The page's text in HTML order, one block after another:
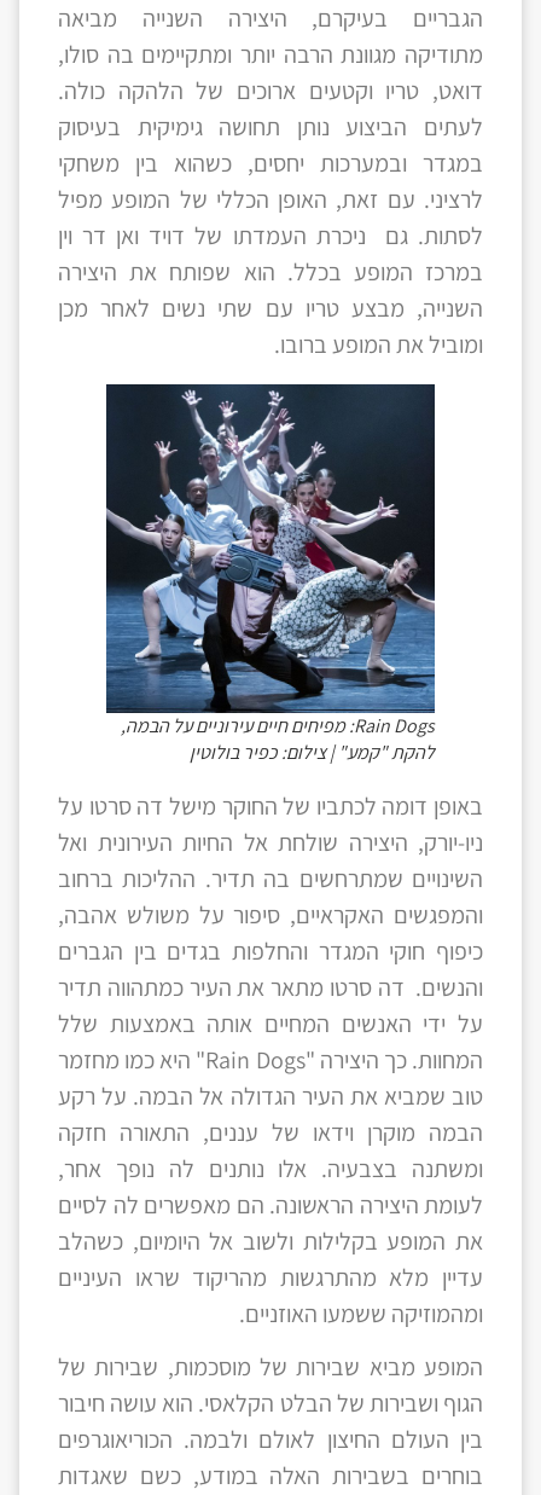
הגבריים בעיקרם, היצירה השנייה מביאה
מתודיקה מגוונת הרבה יותר ומתקיימים בה סולו,
דואט, טריו וקטעים ארוכים של הלהקה כולה.
לעתים הביצוע נותן תחושה גימיקית בעיסוק
במגדר ובמערכות יחסים, כשהוא בין משחקי
לרציני. עם זאת, האופן הכללי של המופע מפיל
לסתות. גם ניכרת העמדתו של דויד ואן דר וין
במרכז המופע בכלל. הוא שפותח את היצירה
השנייה, מבצע טריו עם שתי נשים לאחר מכן
ומוביל את המופע ברובו.
Rain Dogs: מפיחים חיים עירוניים על הבמה,
להקת "קמע" | צילום: כפיר בולוטין
באופן דומה לכתביו של החוקר מישל דה סרטו על
ניו-יורק, היצירה שולחת אל החיות העירונית ואל
השינויים שמתרחשים בה תדיר. ההליכות ברחוב
והמפגשים האקראיים, סיפור על משולש אהבה,
כיפוף חוקי המגדר והחלפות בגדים בין הגברים
והנשים. דה סרטו מתאר את העיר כמתהווה תדיר
על ידי האנשים המחיים אותה באמצעות שלל
המחוות. כך היצירה "Rain Dogs" היא כמו מחזמר
טוב שמביא את העיר הגדולה אל הבמה. על רקע
הבמה מוקרן וידאו של עננים, התאורה חזקה
ומשתנה בצבעיה. אלו נותנים לה נופך אחר,
לעומת היצירה הראשונה. הם מאפשרים לה לסיים
את המופע בקלילות ולשוב אל היומיום, כשהלב
עדיין מלא מהתרגשות מהריקוד שראו העיניים
ומהמוזיקה ששמעו האוזניים.
המופע מביא שבירות של מוסכמות, שבירות של
הגוף ושבירות של הבלט הקלאסי. הוא עושה חיבור
בין העולם החיצון לאולם ולבמה. הכוריאוגרפים
בוחרים בשבירות האלה במודע, כשם שאגדות